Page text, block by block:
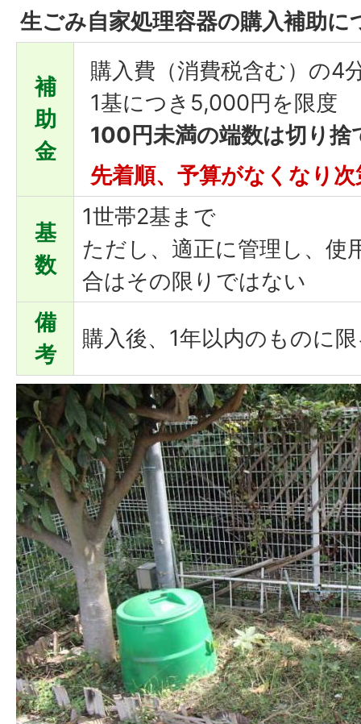
生ごみ自家処理容器の購入補助に
補
助
金
購入費（消費税含む）の4
1基につき5,000円を限度
100円未満の端数は切り捨
先着順、予算がな くなり
基
数
1世帯2基まで
ただし、適正に管理し、使
合はその限りではない
備
考
購入後、1年以内のものに